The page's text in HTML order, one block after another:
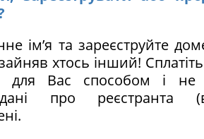
ім’я та зареєструйте
хтось інший!
для Вас способом і не
про реєстранта